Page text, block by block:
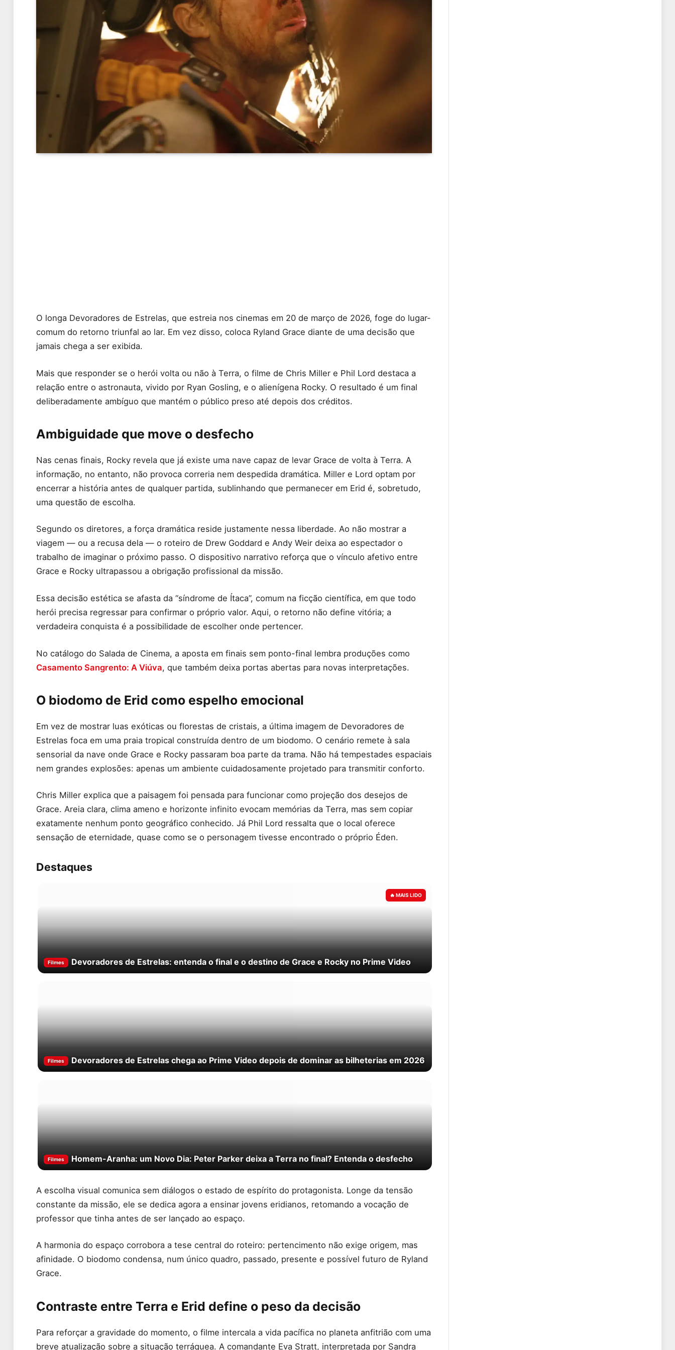
O longa Devoradores de Estrelas, que estreia nos cinemas em 20 de março de 2026, foge do lugar-
comum do retorno triunfal ao lar. Em vez disso, coloca Ryland Grace diante de uma decisão que
jamais chega a ser exibida.
Mais que responder se o herói volta ou não à Terra, o filme de Chris Miller e Phil Lord destaca a
relação entre o astronauta, vivido por Ryan Gosling, e o alienígena Rocky. O resultado é um final
deliberadamente ambíguo que mantém o público preso até depois dos créditos.
Ambiguidade que move o desfecho
Nas cenas finais, Rocky revela que já existe uma nave capaz de levar Grace de volta à Terra. A
informação, no entanto, não provoca correria nem despedida dramática. Miller e Lord optam por
encerrar a história antes de qualquer partida, sublinhando que permanecer em Erid é, sobretudo,
uma questão de escolha.
Segundo os diretores, a força dramática reside justamente nessa liberdade. Ao não mostrar a
viagem — ou a recusa dela — o roteiro de Drew Goddard e Andy Weir deixa ao espectador o
trabalho de imaginar o próximo passo. O dispositivo narrativo reforça que o vínculo afetivo entre
Grace e Rocky ultrapassou a obrigação profissional da missão.
Essa decisão estética se afasta da “síndrome de Ítaca”, comum na ficção científica, em que todo
herói precisa regressar para confirmar o próprio valor. Aqui, o retorno não define vitória; a
verdadeira conquista é a possibilidade de escolher onde pertencer.
No catálogo do Salada de Cinema, a aposta em finais sem ponto-final lembra produções como
Casamento Sangrento: A Viúva, que também deixa portas abertas para novas interpretações.
O biodomo de Erid como espelho emocional
Em vez de mostrar luas exóticas ou florestas de cristais, a última imagem de Devoradores de
Estrelas foca em uma praia tropical construída dentro de um biodomo. O cenário remete à sala
sensorial da nave onde Grace e Rocky passaram boa parte da trama. Não há tempestades espaciais
nem grandes explosões: apenas um ambiente cuidadosamente projetado para transmitir conforto.
Chris Miller explica que a paisagem foi pensada para funcionar como projeção dos desejos de
Grace. Areia clara, clima ameno e horizonte infinito evocam memórias da Terra, mas sem copiar
exatamente nenhum ponto geográfico conhecido. Já Phil Lord ressalta que o local oferece
sensação de eternidade, quase como se o personagem tivesse encontrado o próprio Éden.
Destaques
Filmes Devoradores de Estrelas: entenda o final e o destino de Grace e Rocky no Prime Video
Filmes Devoradores de Estrelas chega ao Prime Video depois de dominar as bilheterias em 2026
Filmes Homem-Aranha: um Novo Dia: Peter Parker deixa a Terra no final? Entenda o desfecho
A escolha visual comunica sem diálogos o estado de espírito do protagonista. Longe da tensão
constante da missão, ele se dedica agora a ensinar jovens eridianos, retomando a vocação de
professor que tinha antes de ser lançado ao espaço.
A harmonia do espaço corrobora a tese central do roteiro: pertencimento não exige origem, mas
afinidade. O biodomo condensa, num único quadro, passado, presente e possível futuro de Ryland
Grace.
Contraste entre Terra e Erid define o peso da decisão
Para reforçar a gravidade do momento, o filme intercala a vida pacífica no planeta anfitrião com uma
breve atualização sobre a situação terráquea. A comandante Eva Stratt, interpretada por Sandra